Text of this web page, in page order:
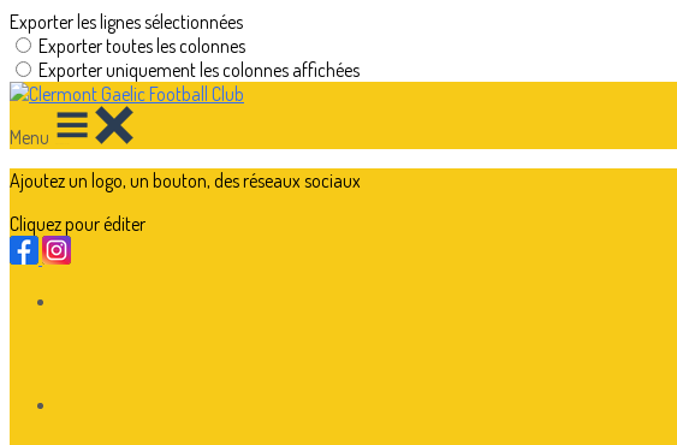
Exporter les lignes sélectionnées
Exporter toutes les colonnes
Exporter uniquement les colonnes affichées
Menu
Ajoutez un logo, un bouton, des réseaux sociaux
Cliquez pour éditer